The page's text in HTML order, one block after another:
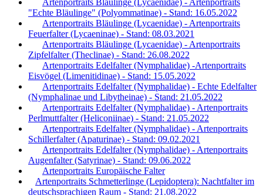
Artenportraits Bläulinge (Lycaenidae) - Artenportraits
"Echte Bläulinge" (Polyommatinae) - Stand: 16.05.2022
Artenportraits Bläulinge (Lycaenidae) - Artenportraits
Feuerfalter (Lycaeninae) - Stand: 08.03.2021
Artenportraits Bläulinge (Lycaenidae) - Artenportraits
Zipfelfalter (Theclinae) - Stand: 26.08.2022
Artenportraits Edelfalter (Nymphalidae) -Artenportraits
Eisvögel (Limenitidinae) - Stand: 15.05.2022
Artenportraits Edelfalter (Nymphalidae) - Echte Edelfalter
(Nymphalinae und Libytheinae) - Stand: 21.05.2022
Artenportraits Edelfalter (Nymphalidae) - Artenportraits
Perlmuttfalter (Heliconiinae) - Stand: 21.05.2022
Artenportraits Edelfalter (Nymphalidae) - Artenportraits
Schillerfalter (Apaturinae) - Stand: 09.02.2021
Artenportraits Edelfalter (Nymphalidae) - Artenportraits
Augenfalter (Satyrinae) - Stand: 09.06.2022
Artenportraits Europäische Falter
Artenportraits Schmetterlinge (Lepidoptera): Nachtfalter im
deutschsprachigen Raum - Stand: 21.08.2022